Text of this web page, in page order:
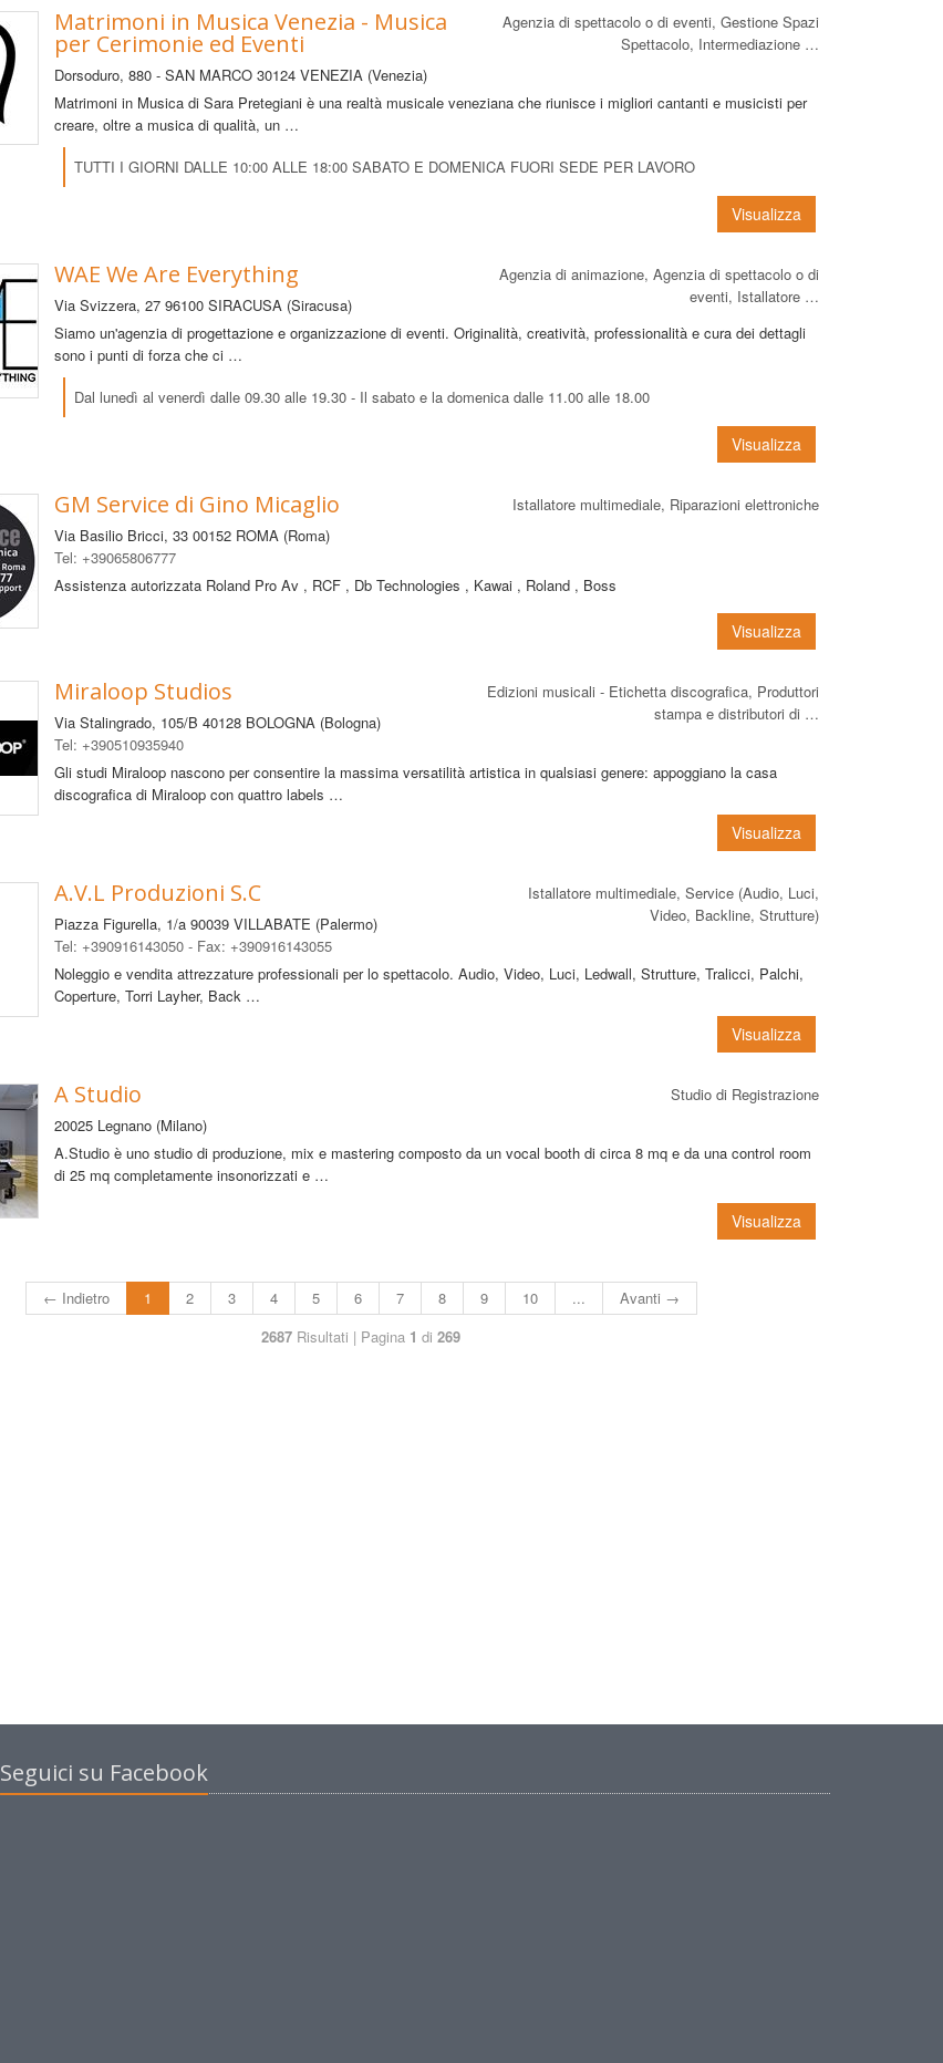
Agenzia di spettacolo o di eventi, Gestione Spazi
Spettacolo, Intermediazione …
Matrimoni in Musica Venezia - Musica
per Cerimonie ed Eventi
Dorsoduro, 880 - SAN MARCO 30124 VENEZIA (Venezia)
Matrimoni in Musica di Sara Pretegiani è una realtà musicale veneziana che riunisce i migliori cantanti e musicisti per
creare, oltre a musica di qualità, un …
TUTTI I GIORNI DALLE 10:00 ALLE 18:00 SABATO E DOMENICA FUORI SEDE PER LAVORO
Visualizza
Agenzia di animazione, Agenzia di spettacolo o di
eventi, Istallatore …
WAE We Are Everything
Via Svizzera, 27 96100 SIRACUSA (Siracusa)
Siamo un'agenzia di progettazione e organizzazione di eventi. Originalità, creatività, professionalità e cura dei dettagli
sono i punti di forza che ci …
Dal lunedì al venerdì dalle 09.30 alle 19.30 - Il sabato e la domenica dalle 11.00 alle 18.00
Visualizza
Istallatore multimediale, Riparazioni elettroniche
GM Service di Gino Micaglio
Via Basilio Bricci, 33 00152 ROMA (Roma)
Tel: +39065806777
Assistenza autorizzata Roland Pro Av , RCF , Db Technologies , Kawai , Roland , Boss
Visualizza
Edizioni musicali - Etichetta discografica, Produttori
stampa e distributori di …
Miraloop Studios
Via Stalingrado, 105/B 40128 BOLOGNA (Bologna)
Tel: +390510935940
Gli studi Miraloop nascono per consentire la massima versatilità artistica in qualsiasi genere: appoggiano la casa
discografica di Miraloop con quattro labels …
Visualizza
Istallatore multimediale, Service (Audio, Luci,
Video, Backline, Strutture)
A.V.L Produzioni S.C
Piazza Figurella, 1/a 90039 VILLABATE (Palermo)
Tel: +390916143050 - Fax: +390916143055
Noleggio e vendita attrezzature professionali per lo spettacolo. Audio, Video, Luci, Ledwall, Strutture, Tralicci, Palchi,
Coperture, Torri Layher, Back …
Visualizza
Studio di Registrazione
A Studio
20025 Legnano (Milano)
A.Studio è uno studio di produzione, mix e mastering composto da un vocal booth di circa 8 mq e da una control room
di 25 mq completamente insonorizzati e …
Visualizza
← Indietro 1 2 3 4 5 6 7 8 9 10 ...
Avanti →
2687 Risultati | Pagina 1 di269
Seguici su Facebook